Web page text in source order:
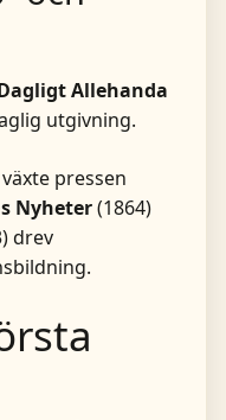
Allehanda
utgivning.
pressen
Nyheter(1864)
drev